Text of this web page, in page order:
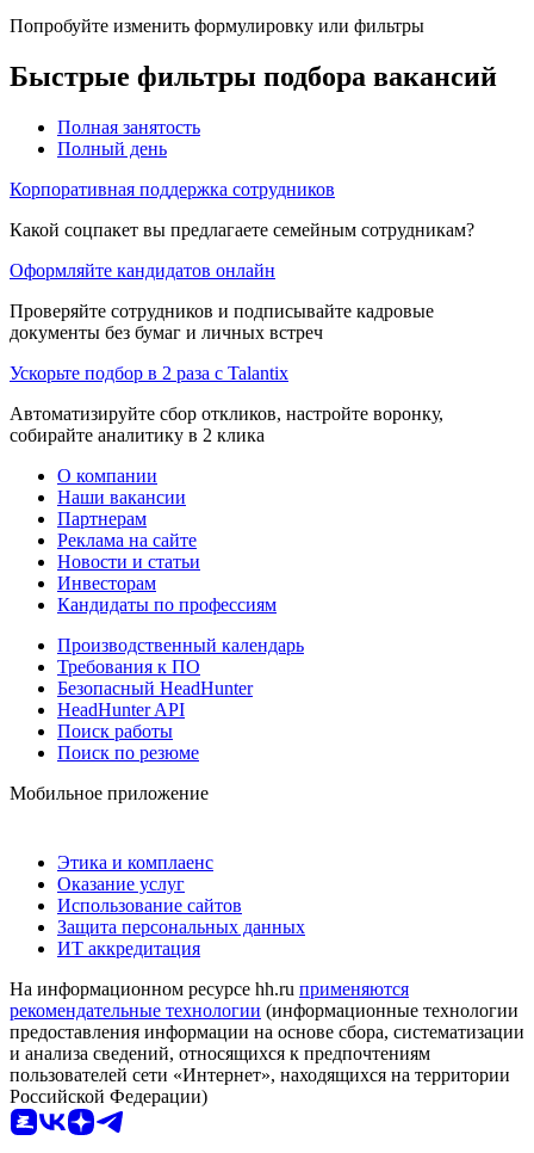
Попробуйте изменить формулировку или фильтры
Быстрые фильтры подбора вакансий
Полная занятость
Полный день
Корпоративная поддержка сотрудников
Какой соцпакет вы предлагаете семейным сотрудникам?
Оформляйте кандидатов онлайн
Проверяйте сотрудников и подписывайте кадровые
документы без бумаг и личных встреч
Ускорьте подбор в 2 раза с Talantix
Автоматизируйте сбор откликов, настройте воронку,
собирайте аналитику в 2 клика
О компании
Наши вакансии
Партнерам
Реклама на сайте
Новости и статьи
Инвесторам
Кандидаты по профессиям
Производственный календарь
Требования к ПО
Безопасный HeadHunter
HeadHunter API
Поиск работы
Поиск по резюме
Мобильное приложение
Этика и комплаенс
Оказание услуг
Использование сайтов
Защита персональных данных
ИТ аккредитация
На информационном ресурсе hh.ru применяются
рекомендательные технологии (информационные технологии
предоставления информации на основе сбора, систематизации
и анализа сведений, относящихся к предпочтениям
пользователей сети «Интернет», находящихся на территории
Российской Федерации)